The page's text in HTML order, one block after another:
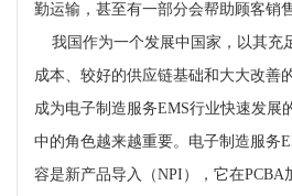
勤运输，甚至有一部分会帮助顾客销
我国作为一个发展中国家，以其充
成本、较好的供应链基础和大大改善
成为电子制造服务EMS行业快速发展
中的角色越来越重要。电子制造服务
容是新产品导入（NPI ），它在PCBA